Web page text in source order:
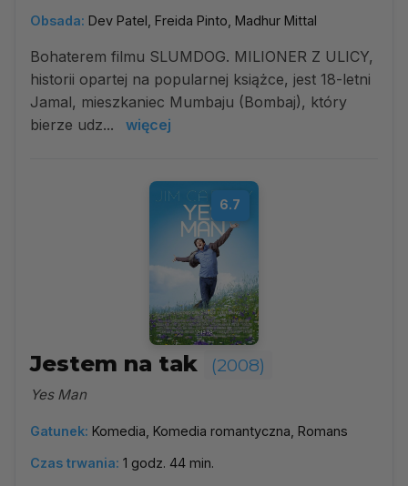
Obsada: Dev Patel, Freida Pinto, Madhur Mittal
Bohaterem filmu SLUMDOG. MILIONER Z ULICY,
historii opartej na popularnej książce, jest 18-letni
Jamal, mieszkaniec Mumbaju (Bombaj), który
bierze udz...
więcej
6.7
Jestem na tak (2008)
Yes Man
Gatunek: Komedia, Komedia romantyczna, Romans
Czas trwania: 1 godz. 44 min.